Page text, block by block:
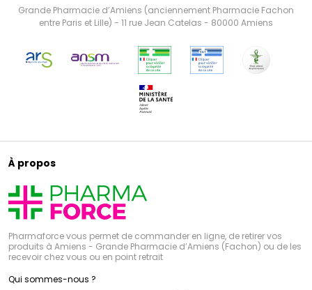
Grande Pharmacie d’Amiens (anciennement Pharmacie Fachon
entre Paris et Lille) - 11 rue Jean Catelas - 80000 Amiens
À propos
Pharmaforce vous permet de commander en ligne, de retirer vos
produits à Amiens - Grande Pharmacie d’Amiens (Fachon) ou de les
recevoir chez vous ou en point retrait
Qui sommes-nous ?